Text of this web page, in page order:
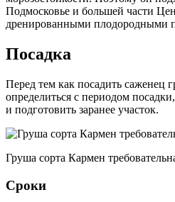
Подмосковье и большей части
дренированными плодородными
Посадка
Перед тем как посадить саженец
определиться с периодом
и подготовить заранее участок.
Груша сорта Кармен
Сроки